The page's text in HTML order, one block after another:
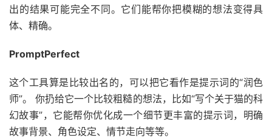
出的结果可能完全不同。它们能帮你把模糊的想法变得具
体、精确。
PromptPerfect
这个工具算是比较出名的，可以把它看作是提示词的“润色
师”。 你扔给它一个比较粗糙的想法，比如“写个关于猫的科
幻故事”，它能帮你优化成一个细节更丰富的提示词，明确
故事背景、角色设定、情节走向等等。